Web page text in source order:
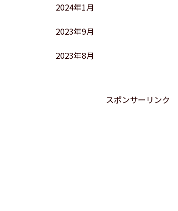
2024年1月
2023年9月
2023年8月
スポンサーリンク